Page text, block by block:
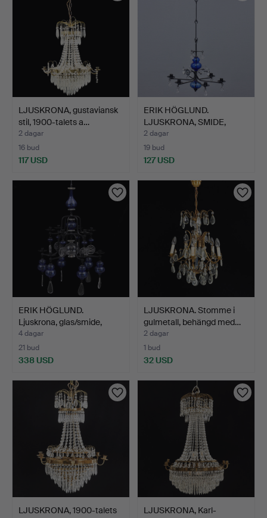
LJUSKRONA, gustaviansk
stil, 1900-talets a…
2 dagar
16 bud
117 USD
ERIK HÖGLUND.
LJUSKRONA, SMIDE,
GLAS, 6 LJ…
2 dagar
19 bud
127 USD
ERIK HÖGLUND.
Ljuskrona, glas/smide,
Boda,…
4 dagar
21 bud
338 USD
LJUSKRONA. Stomme i
gulmetall, behängd med…
2 dagar
1 bud
32 USD
LJUSKRONA, 1900-talets
LJUSKRONA, Karl-